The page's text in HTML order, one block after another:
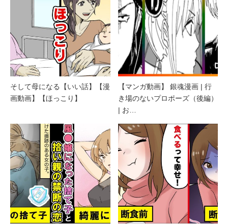
そして母になる【いい話】【漫
画動画】【ほっこり】
【マンガ動画】 銀魂漫画 | 行
き場のないプロポーズ（後編）
| お…